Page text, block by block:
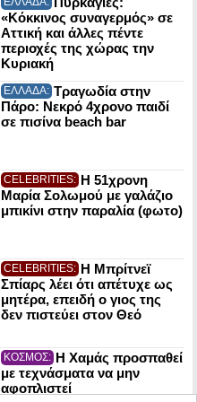
«Κόκκινος συναγερμός» σε
Αττική και άλλες πέντε
περιοχές της χώρας την
Κυριακή
ΕΛΛΑΔΑ: Τραγωδία στην
Πάρο: Νεκρό 4χρονο παιδί
σε πισίνα beach bar
CELEBRITIES: Η 51χρονη
Μαρία Σολωμού με γαλάζιο
μπικίνι στην παραλία (φωτο)
CELEBRITIES: Η Μπρίτνεϊ
Σπίαρς λέει ότι απέτυχε ως
μητέρα, επειδή ο γιος της
δεν πιστεύει στον Θεό
ΚΟΣΜΟΣ: Η Χαμάς προσπαθεί
με τεχνάσματα να μην
αφοπλιστεί